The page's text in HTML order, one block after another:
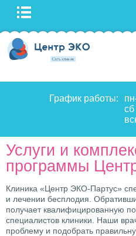
График работы:
Услуги и
программы
Клиника «Центр ЭКО-Партус»
и лечении бесплодия.
получает квалифицированную
специалистов клиники. Наши
проблему и подобрать